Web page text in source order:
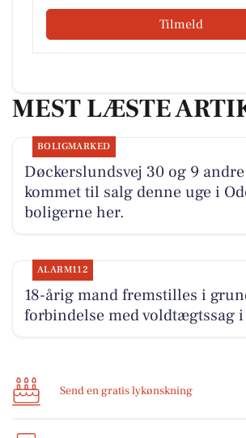
Tilmeld
MEST LÆSTE
BOLIGMARKED
Døckerslundsvej 30 og 9
kommet til salg denne uge i
boligerne her.
ALARM112
18-årig mand fremstilles i
forbindelse med voldtægtssag i
Send en gratis lykønskning